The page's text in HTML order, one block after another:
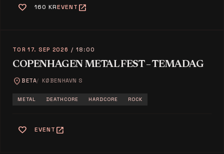
favorite 160 KREVENT open_in_new
TOR 17. SEP 2026 / 18:00
COPENHAGEN METAL FEST – TEMADAG
location_on BETA KØBENHAVN S
METAL DEATHCORE HARDCORE ROCK
favorite EVENT open_in_new